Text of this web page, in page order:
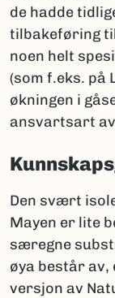
de hadde
tilbakeføring
noen helt
(som f.eks. på
økningen i
ansvartsart
Den svært
Mayen er lite
særegne
øya består av,
versjon av